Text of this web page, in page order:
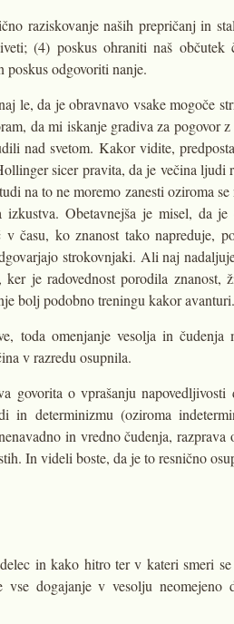
raziskovanje naših prepričanj in
(4) poskus ohraniti naš občutek
poskus odgovoriti nanje.
le, da je obravnavo vsake mogoče
da mi iskanje gradiva za pogovor
nad svetom. Kakor vidite,
sicer pravita, da je večina ljudi
na to ne moremo zanesti oziroma
Obetavnejša je misel, da
času, ko znanost tako napreduje,
strokovnjaki. Ali naj
je radovednost porodila
bolj podobno treningu kakor avanturi.
toda omenjanje vesolja in
v razredu osupnila.
govorita o vprašanju
determinizmu (oziroma
in vredno čudenja,
In videli boste, da je to resnično
in kako hitro ter v kateri smeri
dogajanje v vesolju neomejeno